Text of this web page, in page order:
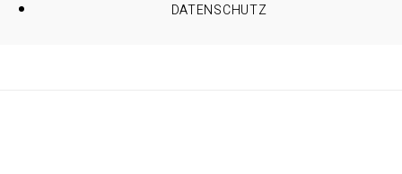
DATENSCHUTZ